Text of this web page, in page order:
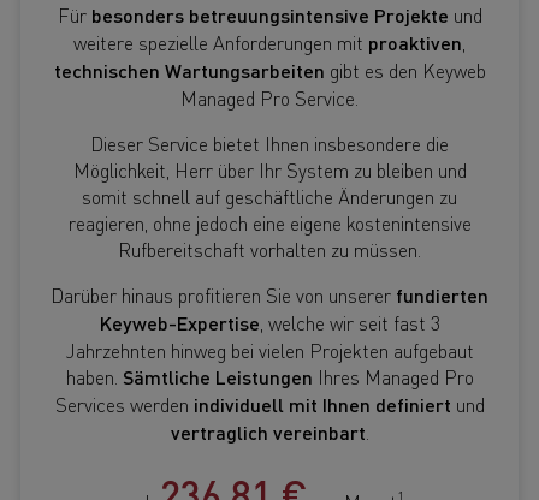
Für besonders betreuungsintensive Projekte und
weitere spezielle Anforderungen mit proaktiven
technischen Wartungsarbeiten gibt es den Keyweb
Managed Pro Service.
Dieser Service bietet Ihnen insbesondere die
Möglichkeit, Herr über Ihr System zu bleiben und
somit schnell auf geschäftliche Änderungen zu
reagieren, ohne jedoch eine eigene kostenintensive
Rufbereitschaft vorhalten zu müssen.
Darüber hinaus profitieren Sie von unserer fundierten
Keyweb-Expertise , welche wir seit fast 3
Jahrzehnten hinweg bei vielen Projekten aufgebaut
haben. Sämtliche Leistungen Ihres Managed Pro
Services werden individuell mit Ihnen definiert und
vertraglich vereinbart